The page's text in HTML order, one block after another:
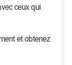
ceux qui
et obtenez